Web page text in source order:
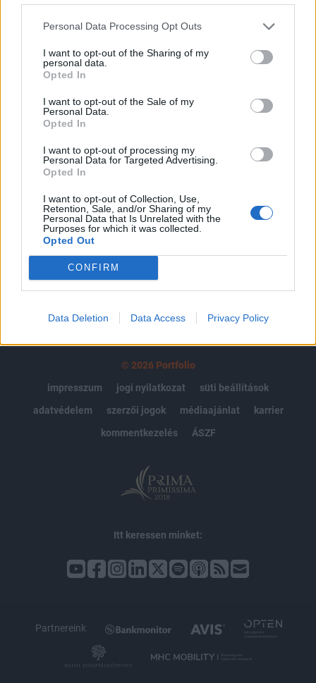
Personal Data Processing Opt Outs
I want to opt-out of the Sharing of my
personal data.
Opted In
I want to opt-out of the Sale of my
Personal Data.
Opted In
I want to opt-out of processing my
Personal Data for Targeted Advertising.
Opted In
I want to opt-out of Collection, Use,
Retention, Sale, and/or Sharing of my
Personal Data that Is Unrelated with the
Purposes for which it was collected.
Opted Out
CONFIRM
Data Deletion Data Access Privacy Policy
KEDVES OLVASÓNK!
A keresett cikk a portfolio.hu hírarchívumához
tartozik, melynek olvasása előfizetéses
Az előfizetés a következőket tartalmazza:
Portfolio.hu teljes cikkarchívum
Kötéslisták: BÉT elmúlt 2 év napon belüli
kötéslistái
Előfizetés
MÁR ELŐFIZETŐNK VAGY?BEJELENTKEZÉS
© 2026 Portfolio
impresszum
jogi nyilatkozat
süti beállítások
adatvédelem
szerzői jogok médiaajánlat
karrier
kommentkezelés
ÁSZF
Itt keressen minket:
Partnereink